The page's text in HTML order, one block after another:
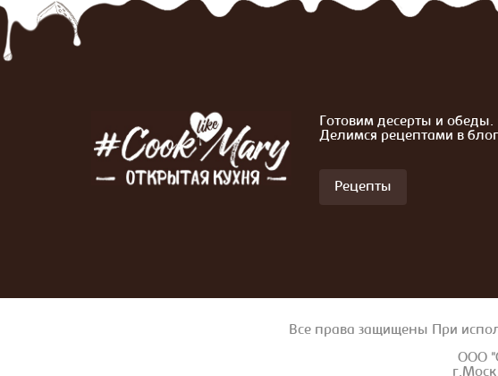
Готовим десерты и обеды.
Делимся рецептами в
Рецепты
Все права защищены При
ООО